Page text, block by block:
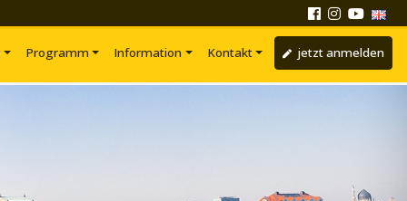
Programm Information Kontakt jetzt anmelden